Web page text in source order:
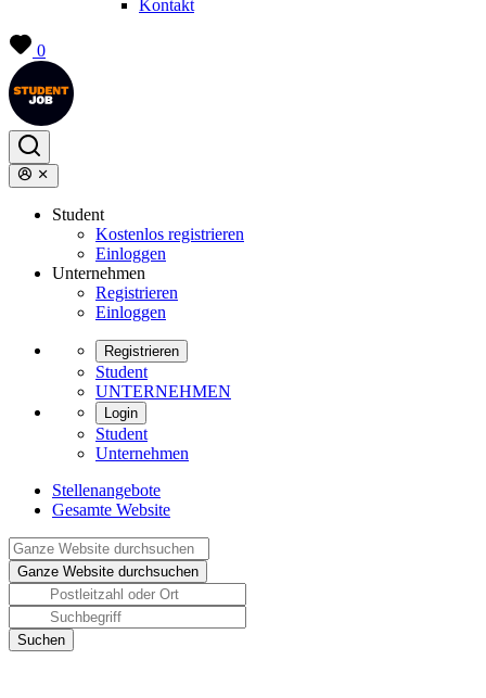
Kontakt
0
Student
Kostenlos registrieren
Einloggen
Unternehmen
Registrieren
Einloggen
Registrieren
Student
UNTERNEHMEN
Login
Student
Unternehmen
Stellenangebote
Gesamte Website